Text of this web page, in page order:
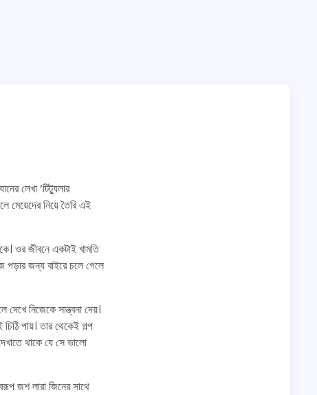
লেখা ‘টিট্যুলার
মেয়েদের নিয়ে তৈরি এই
ওর জীবনে একটাই খামতি
পড়ার জন্য বাইরে চলে গেলে
নিজেকে সান্ত্বনা দেয়।
পায়। তার থেকেই গল্প
থাকে যে সে ভালো
জশ লারা জিনের সাথে